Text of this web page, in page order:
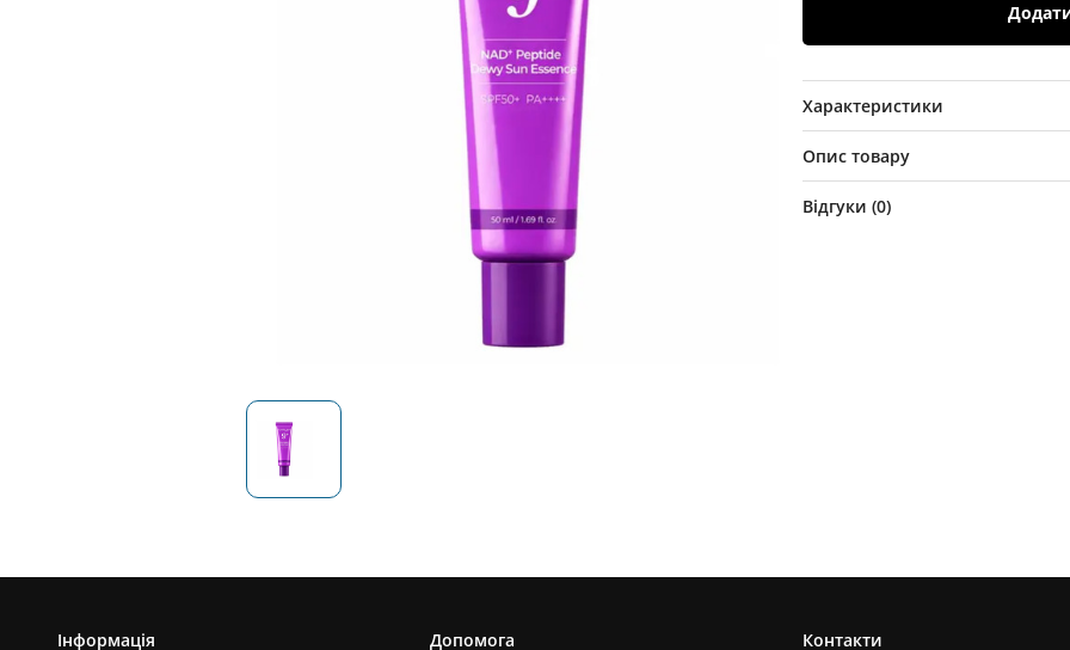
Характеристики
Опис товару
Відгуки (0)
Інформація Допомога Контакти